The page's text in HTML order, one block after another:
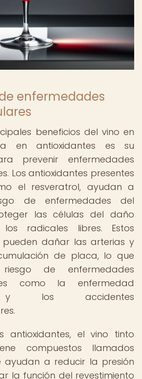
enfermedades
beneficios del vino en
en antioxidantes es su
prevenir enfermedades
Los antioxidantes presentes
el resveratrol, ayudan a
de enfermedades del
las células del daño
radicales libres. Estos
pueden dañar las arterias y
de placa, lo que
de enfermedades
como la enfermedad
y los accidentes
antioxidantes, el vino tinto
compuestos llamados
ayudan a reducir la presión
la función del revestimiento